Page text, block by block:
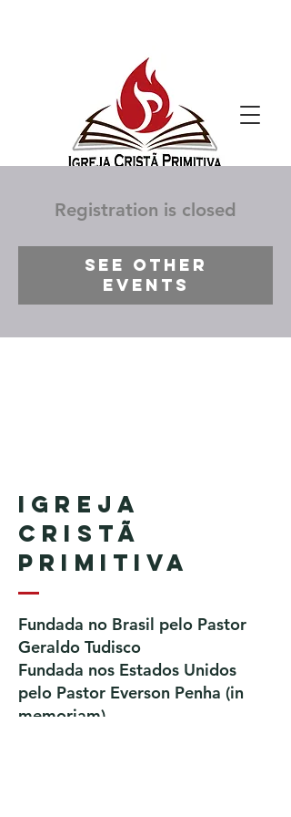
Registration is closed
See other
events
Igreja
Cristã
Primitiva
Fundada no Brasil pelo Pastor
Geraldo Tudisco
Fundada nos Estados Unidos
pelo Pastor Everson Penha​ (in
memoriam)